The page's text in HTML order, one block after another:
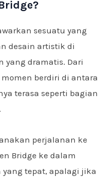
sesuatu yang
desain artistik di
yang dramatis. Dari
berdiri di antara
terasa seperti bagian
perjalanan ke
Bridge ke dalam
tepat, apalagi jika